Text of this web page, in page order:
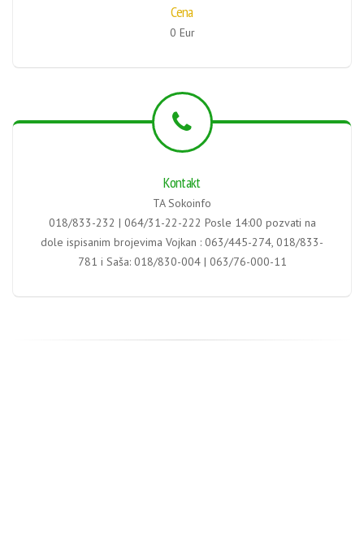
Cena
0 Eur
Kontakt
TA Sokoinfo
018/833-232 | 064/31-22-222 Posle 14:00 pozvati na
dole ispisanim brojevima Vojkan : 063/445-274, 018/833-
781 i Saša: 018/830-004 | 063/76-000-11